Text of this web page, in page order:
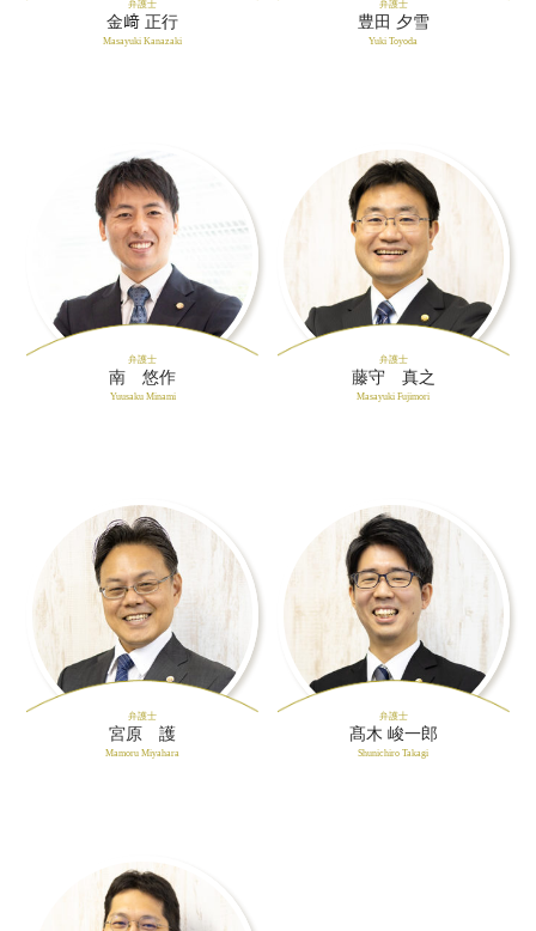
弁護士
金﨑 正行
Masayuki Kanazaki
弁護士
豊田 夕雪
Yuki Toyoda
弁護士
南 悠作
Yuusaku Minami
弁護士
藤守 真之
Masayuki Fujimori
弁護士
宮原 護
Mamoru Miyahara
弁護士
髙木 峻一郎
Shunichiro Takagi